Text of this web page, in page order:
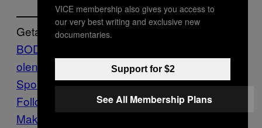
Getagd:
BODYBUILDER
olen
tatoeages UFC VICE
Sports
сатанист
Follow Us On Discover
Make Us Preferred In Top Stories
VICE membership also gives you access to
our very best writing and exclusive new
documentaries.
Support for $2
See All Membership Plans